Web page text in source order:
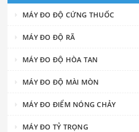
MÁY ĐO ĐỘ CỨNG THUỐC
MÁY ĐO ĐỘ RÃ
MÁY ĐO ĐỘ HÒA TAN
MÁY ĐO ĐỘ MÀI MÒN
MÁY ĐO ĐIỂM NÓNG CHẢY
MÁY ĐO TỶ TRỌNG